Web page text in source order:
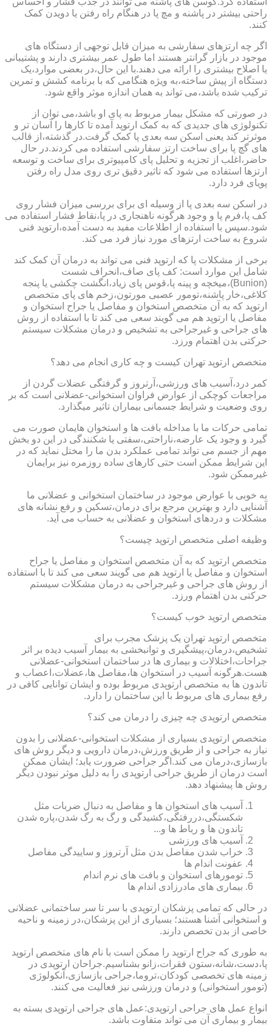
راحتی بیشتر در پاشنه و مچ پا در هنگام راه رفتن یا دویدن کمک
کنند.
اگر چه ارتزهای سفارشی به میزان قابل توجهی از دستگاه های
موجود در بازار گرانتر هستند اما طول عمر بیشتری دارند و پشتیبانی
یا اصلاح بیشتری را ارائه می دهند.با این حال،در بعضی موارد،یک
دستگاه از پیش ساخته،به ویژه هنگامی که با برنامه کشش و تمرین
ترکیب شده باشد،می تواند به همان اندازه موثر واقع شود.
در صورتی که مشکل بیمار مربوط به پای او باشد،می توان از
تکنولوژی های جدیدی که به کمک ارتوپد آمده تا کارها را آسان تر و
موثرتر کند یعنی اسکن سه بعدی پا کمک گرفت.در گذشته،از قالب
های گچ پا برای ساخت ارتز سفارشی استفاده می کردند.در حال
حاضر،اغلب از تجزیه و تحلیل پای کامپیوتری برای ساخت و توسعه
ارتزها استفاده می شود که تاثیر دقیق تری روی مدل راه رفتن
پویای فرد دارد.
در اسکن سه بعدی پا از وسیله ای برای بررسی میزان فشار روی
کف پا،فرم پا و وجود هرگونه ناهنجاری در پا،نقاط فشار استفاده می
شود.سپس با استفاده از اطلاعات مفید به دست آمده،ارتوپد فنی
شروع به ساخت ارتزهای مورد نیاز فرد می کند.
برخی از مشکلات پا که ارتوپد فنی می تواند به درمان آن کمک کند
شامل این موارد است: کف پای صاف،انحراف شست
(Bunion)،میخچه و پینه پا،قوس پای زیاد،انگشت چکشی یا پنجه
کلاغی،خار پاشنه،تومور عصبی مورتون،زخم های پای متخصص
ارتوپد که به آن متخصص استخوان و مفاصل یا جراح استخوان و
مفاصل یا ارتوپد هم می گویند سعی می کند تا با استفاده از روش
های جراحی و غیرجراحی به تشخیص و درمان مشکلات سیستم
حرکتی بدن اهتمام ورزد.
متخصص ارتوپد تهران کیست و چه کاری انجام می دهد؟
کمر درد،آسیب های ورزشی،آرتروز و گرفتگی عضلات گردن از
مراجعات کوچکی از عوارض فراوان استخوانی-عضلانی است که بر
روی وضعیت و شرایط جسمانی بیماران تاثیر میگذارد.
تمامی حرکات ما با مداخله بافت ها و استخوان هایمان صورت می
گیرد و وجود یک عارضه،ناراحتی،سفتی یا شکنندگی در این دو بخش
مهم از جسم می تواند تمامی عملکرد بدن ما را مختل نماید که در
این شرایط ممکن است حتی کارهای ساده روزمره نیز برایمان
غیرممکن شود.
به خوبی با عوارض موجود در ساختمان استخوانی و عضلانی ما
آشنایی دارد و بهترین مرجع برای درمان،تسکین و رفع نشانه های
مشکلات و دردهای استخوان و عضلانی به حساب می آید.
وظیفه اصلی متخصص ارتوپد چیست؟
متخصص ارتوپد که به آن متخصص استخوان و مفاصل یا جراح
استخوان و مفاصل یا ارتوپد هم می گویند سعی می کند تا با استفاده
از روش های جراحی و غیرجراحی به درمان مشکلات سیستم
حرکتی بدن اهتمام ورزد.
متخصص ارتوپد خوب کیست؟
متخصص ارتوپد تهران یک پزشک مجرب برای
تشخیص،درمان،پیشگیری و توانبخشی به بیمار آسیب دیده بر اثر
جراحات،اختلالات و بیماری ها در ساختمان استخوانی-عضلانی
هست.هرگونه آسیب در استخوان ها،مفاصل ها،عضلات،اعصاب و
تاندون ها به متخصص ارتوپدی مربوط بوده و ایشان توانایی کافی در
رفع بیماری های مربوط با این ساختمان را دارد.
متخصص ارتوپدی چه چیزی را درمان می کند؟
متخصص ارتوپدی بسیاری از مشکلات استخوانی-عضلانی را بدون
نیاز به جراحی و از طریق ورزش،درمان دارویی و دیگر روش های
بازسازی،درمان می کند.اگر جراحی ضرورت یابد؛ ایشان ممکن
است درمان از طریق جراحی ارتوپدی را به دلیل موثر نبودن دیگر
روش ها پیشنهاد دهد.
آسیب های استخوان ها و مفاصل به دنبال ضربات مثل
شکستگی،دررفتگی،کشیدگی و رگ به رگ شدن،پاره شدن
تاندون ها و رباط ها و...
آسیب های ورزشی
خراب شدن مفاصل بدن مثل آرتروز و ساییدگی مفاصل
عفونت اندام ها
تومورهای استخوان و بافت های نرم اندام
بیماری های مادرزادی اندام ها
در حالی که تمامی پزشکان ارتوپدی با سر تا سر ساختمانی عضلانی
و استخوانی آشنا هستند؛ بسیاری از این پزشکان،در زمینه و ناحیه
خاصی از بدن تخصص دارند.
به طوری که جراح ارتوپد را ممکن است با نام های متخصص ارتوپد
پا،دست،شانه،ستون فقرات،زانو بشناسیم.جراحان ارتوپدی در
زمینه های تخصصی کودکان،تروما،جراحی بازسازی،آنکولوژی
(تومور استخوانی) و درمان ورزشی نیز فعالیت می کنند.
انواع عمل های جراحی ارتوپدی:عمل های جراحی ارتوپدی بسته به
بیمار و بیماری آن می تواند متفاوت باشد.